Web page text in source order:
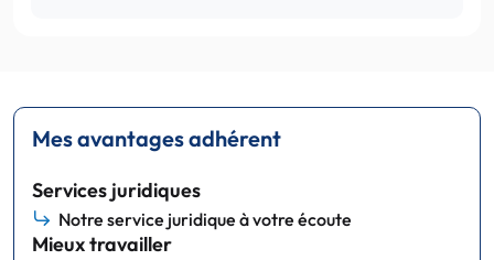
Mes avantages adhérent
Services juridiques
Notre service juridique à votre écoute
Mieux travailler